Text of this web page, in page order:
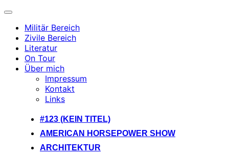
Navigation
umschalten
Militär Bereich
Zivile Bereich
Literatur
On Tour
Über mich
Impressum
Kontakt
Links
springen
#123 (KEIN TITEL)
AMERICAN HORSEPOWER SHOW
ARCHITEKTUR